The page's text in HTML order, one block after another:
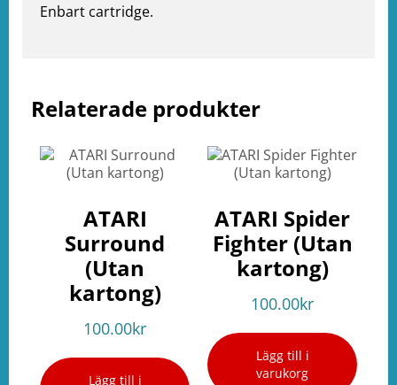
Relaterade produkter
ATARI
Surround
(Utan
kartong)
100.00kr
Lägg till i
ATARI Spider
Fighter (Utan
kartong)
100.00kr
Lägg till i
varukorg
Enbart cartridge.